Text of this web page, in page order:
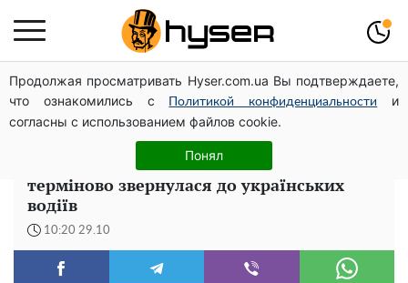
Продолжая просматривать Hyser.com.ua Вы подтверждаете,
что ознакомились с
Политикой конфиденциальности
и
согласны с использованием файлов cookie.
Понял
Весь секрет в одній таблетці аспірину: рецепт хрумкої
та соковитої капусти на зиму. Навіть п'яти банок вам
буде мало
На дорогах стане небезпечно. Поліція
терміново звернулася до українських
водіїв
10:20 29.10